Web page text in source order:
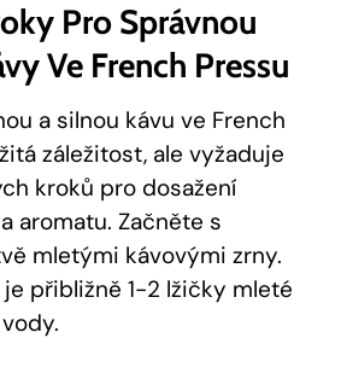
Pro Správnou
Ve French Pressu
a silnou kávu ve French
záležitost, ale vyžaduje
kroků pro dosažení
aromatu. Začněte s
mletými kávovými zrny.
přibližně 1-2 lžičky mleté